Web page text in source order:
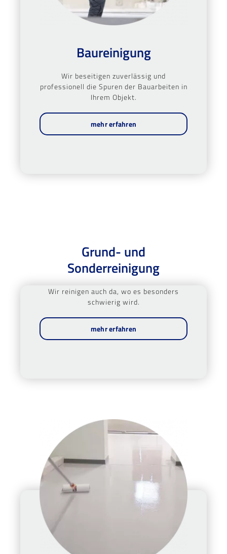
Baureinigung
Wir beseitigen zuverlässig und
professionell die Spuren der Bauarbeiten in
Ihrem Objekt.
mehr erfahren
Grund- und
Sonderreinigung
Wir reinigen auch da, wo es besonders
schwierig wird.
mehr erfahren